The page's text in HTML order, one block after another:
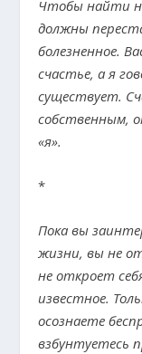
Чтобы найти
должны
болезненное.
счастье, а я
существует.
собственным,
«я».
*
Пока вы
жизни, вы не
не откроет
известное.
осознаете
взбунтуетесь